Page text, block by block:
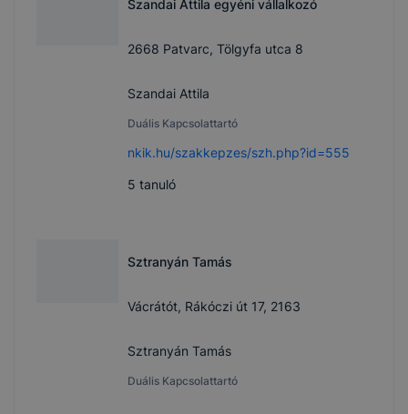
Szandai Attila egyéni vállalkozó
2668 Patvarc, Tölgyfa utca 8
Szandai Attila
Duális Kapcsolattartó
nkik.hu/szakkepzes/szh.php?id=555
5 tanuló
Sztranyán Tamás
Vácrátót, Rákóczi út 17, 2163
Sztranyán Tamás
Duális Kapcsolattartó